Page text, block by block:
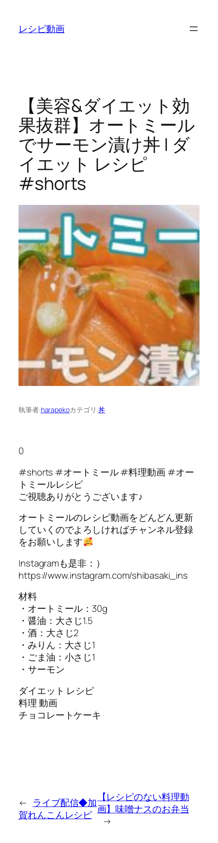
レシピ動画
【美容&ダイエット効
果抜群】オートミール
でサーモン漬け丼 | ダ
イエット レシピ
#shorts
執筆者:harapekoカテゴリ:丼
0
#shorts #オートミール #料理動画 #オー
トミールレシピ
ご視聴ありがとうございます♪
オートミールのレシピ動画をどんどん更新
していくのでよろしければチャンネル登録
をお願いします
Instagramも是非：）
https://www.instagram.com/shibasaki_ins
材料
・オートミール：30g
・醤油：大さじ1.5
・酒：大さじ2
・みりん：大さじ1
・ごま油：小さじ1
・サーモン
ダイエット レシピ
料理 動画
チョコレートケーキ
← ライブ配信◆加
賀れんこんレシピ
【レシピのない料理動
画】味噌ナスのお弁当
→